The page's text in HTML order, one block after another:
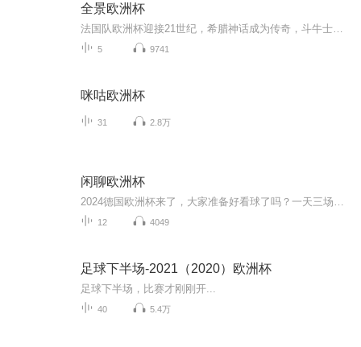
全景欧洲杯
5 9741
咪咕欧洲杯
31 2.8万
闲聊欧洲杯
12 4049
足球下半场-2021（2020）欧洲杯
足球下半场，比赛才刚刚开...
40 5.4万